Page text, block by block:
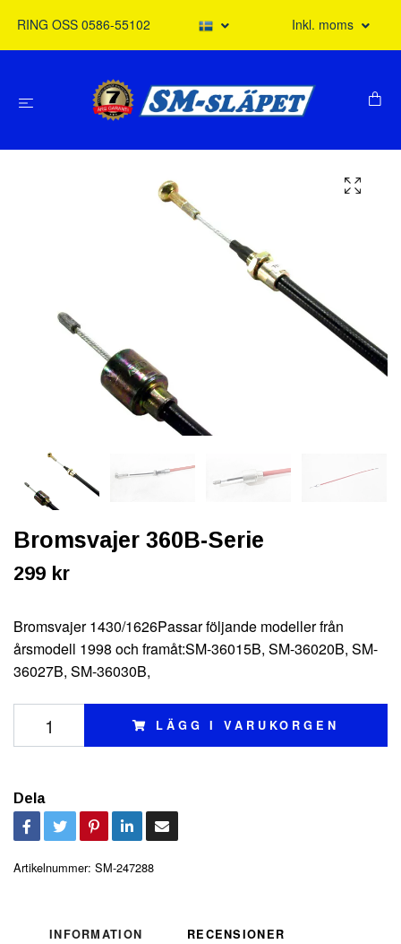
RING OSS 0586-55102 Inkl. moms
Bromsvajer 360B-Serie
299 kr
Bromsvajer 1430/1626Passar följande modeller från
årsmodell 1998 och framåt:SM-36015B, SM-36020B, SM-
36027B, SM-36030B,
LÄGG I VARUKORGEN
Dela
Artikelnummer: SM-247288
INFORMATION RECENSIONER